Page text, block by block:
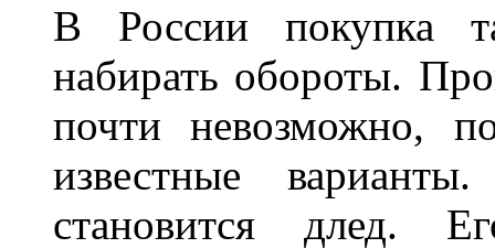
В России покупка
набирать обороты.
почти невозможно,
известные
становится длед.